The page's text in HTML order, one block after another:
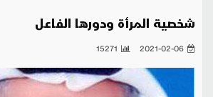
شخصية المرأة ودورها الفاعل
2021-02-06
15271